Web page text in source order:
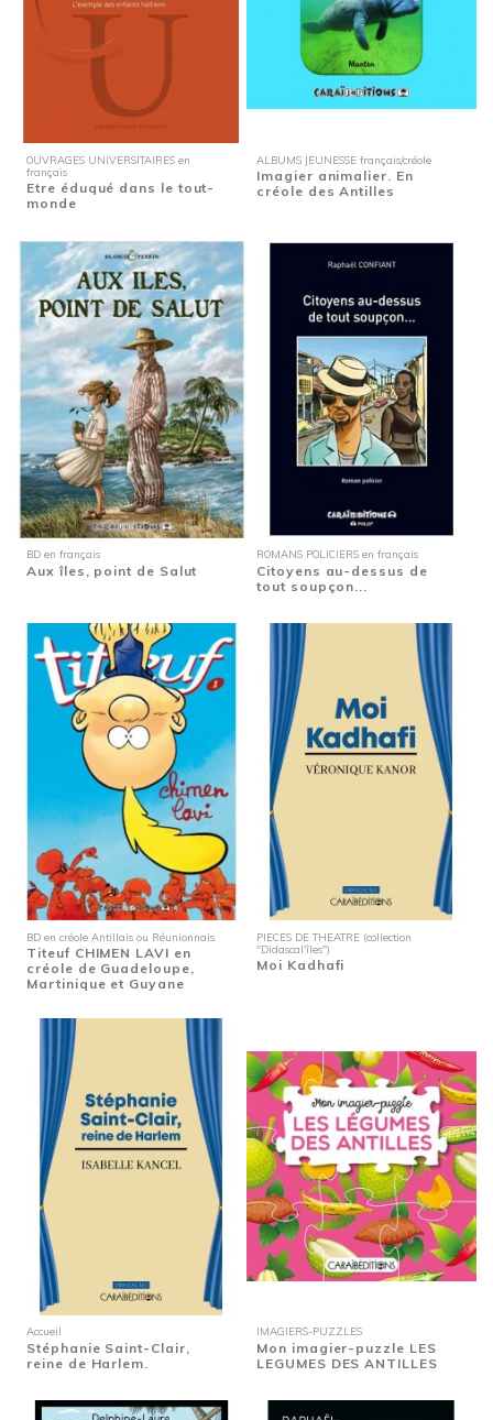
OUVRAGES UNIVERSITAIRES en
français
Etre éduqué dans le tout-
monde
ALBUMS JEUNESSE français/créole
Imagier animalier. En
créole des Antilles
BD en français
Aux îles, point de Salut
ROMANS POLICIERS en français
Citoyens au-dessus de
tout soupçon...
BD en créole Antillais ou Réunionnais
Titeuf CHIMEN LAVI en
créole de Guadeloupe,
Martinique et Guyane
PIECES DE THEATRE (collection
"Didascal'îles")
Moi Kadhafi
Accueil
Stéphanie Saint-Clair,
reine de Harlem.
IMAGIERS-PUZZLES
Mon imagier-puzzle LES
LEGUMES DES ANTILLES